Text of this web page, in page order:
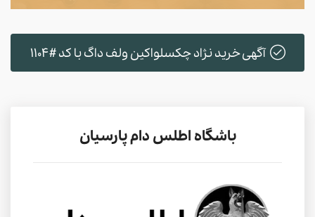
آگهی خرید نژاد چکسلواکین ولف داگ با کد #1104
باشگاه اطلس دام پارسیان